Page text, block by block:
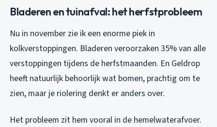
Bladeren en tuinafval: het herfstprobleem
Nu in november zie ik een enorme piek in
kolkverstoppingen. Bladeren veroorzaken 35% van alle
verstoppingen tijdens de herfstmaanden. En Geldrop
heeft natuurlijk behoorlijk wat bomen, prachtig om te
zien, maar je riolering denkt er anders over.
Het probleem zit hem vooral in de hemelwaterafvoer.